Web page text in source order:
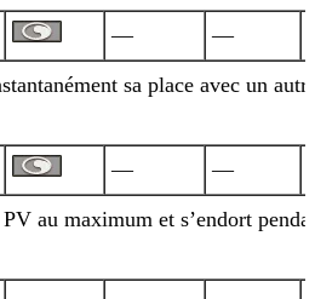
— —
sa place avec un
— —
au maximum et s’endort